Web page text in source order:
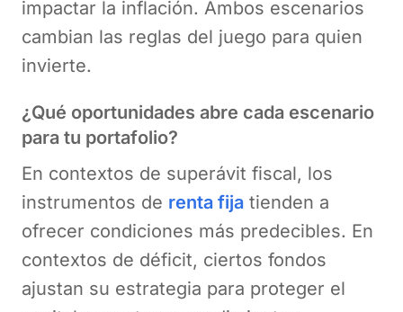
impactar la inflación. Ambos escenarios
cambian las reglas del juego para quien
invierte.
¿Qué oportunidades abre cada escenario
para tu portafolio?
En contextos de superávit fiscal, los
instrumentos de renta fija tienden a
ofrecer condiciones más predecibles. En
contextos de déficit, ciertos fondos
ajustan su estrategia para proteger el